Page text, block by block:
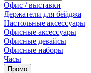
Офис / выставки
Держатели для бейджа
Настольные аксессуары
Офисные аксессуары
Офисные девайсы
Офисные наборы
Часы
Промо